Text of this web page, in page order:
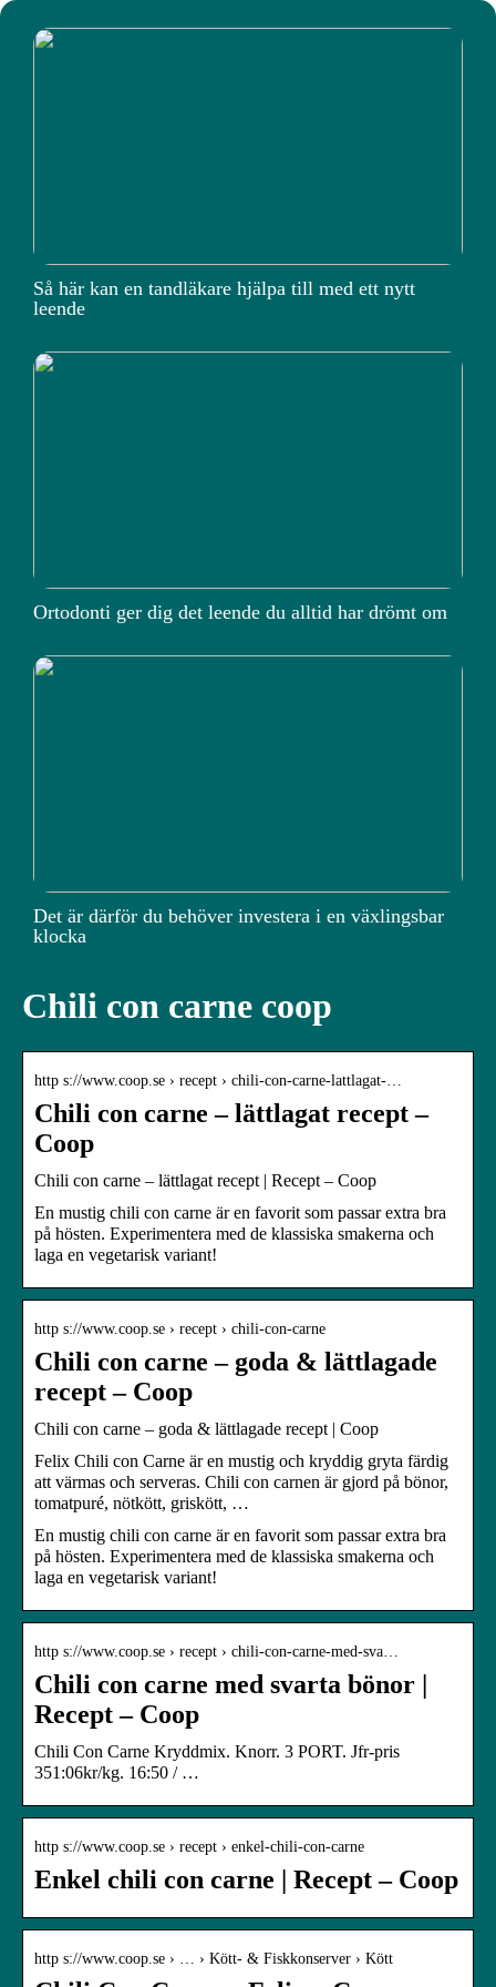
Så här kan en tandläkare hjälpa till med ett nytt
leende
Ortodonti ger dig det leende du alltid har drömt om
Det är därför du behöver investera i en växlingsbar
klocka
Chili con carne coop
http s://www.coop.se › recept › chili-con-carne-lattlagat-…
Chili con carne – lättlagat recept –
Coop
Chili con carne – lättlagat recept | Recept – Coop
En mustig chili con carne är en favorit som passar extra bra
på hösten. Experimentera med de klassiska smakerna och
laga en vegetarisk variant!
http s://www.coop.se › recept › chili-con-carne
Chili con carne – goda & lättlagade
recept – Coop
Chili con carne – goda & lättlagade recept | Coop
Felix Chili con Carne är en mustig och kryddig gryta färdig
att värmas och serveras. Chili con carnen är gjord på bönor,
tomatpuré, nötkött, griskött, …
En mustig chili con carne är en favorit som passar extra bra
på hösten. Experimentera med de klassiska smakerna och
laga en vegetarisk variant!
http s://www.coop.se › recept › chili-con-carne-med-sva…
Chili con carne med svarta bönor |
Recept – Coop
Chili Con Carne Kryddmix. Knorr. 3 PORT. Jfr-pris
351:06kr/kg. 16:50 / …
http s://www.coop.se › recept › enkel-chili-con-carne
Enkel chili con carne | Recept – Coop
http s://www.coop.se › … › Kött- & Fiskkonserver › Kött